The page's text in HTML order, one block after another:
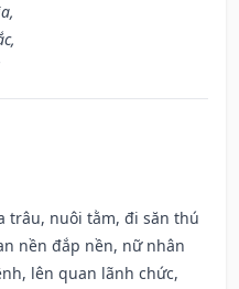
trâu, nuôi tằm, đi săn thú
nền đắp nền, nữ nhân
lên quan lãnh chức,